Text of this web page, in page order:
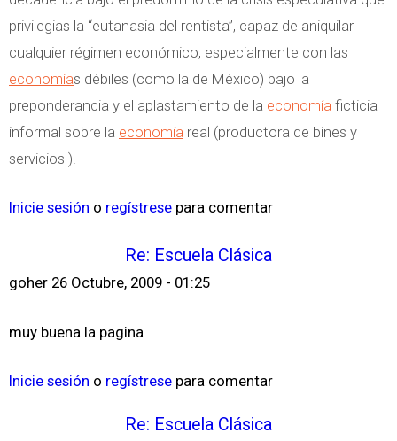
privilegias la “eutanasia del rentista”, capaz de aniquilar
cualquier régimen económico, especialmente con las
economías débiles (como la de México) bajo la
preponderancia y el aplastamiento de la economía ficticia
informal sobre la economía real (productora de bines y
servicios ).
Inicie sesión o regístrese para comentar
Re: Escuela Clásica
goher 26 Octubre, 2009 - 01:25
muy buena la pagina
Inicie sesión o regístrese para comentar
Re: Escuela Clásica